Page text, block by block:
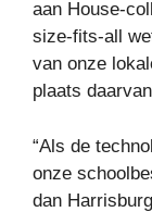
aan House-
size-fits-all
van onze
plaats
“Als de
onze
dan